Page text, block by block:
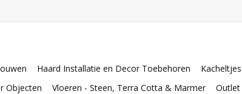
Haard Installatie en Decor Toebehoren Kacheltjes
Objecten
Vloeren - Steen, Terra Cotta & Marmer Outlet